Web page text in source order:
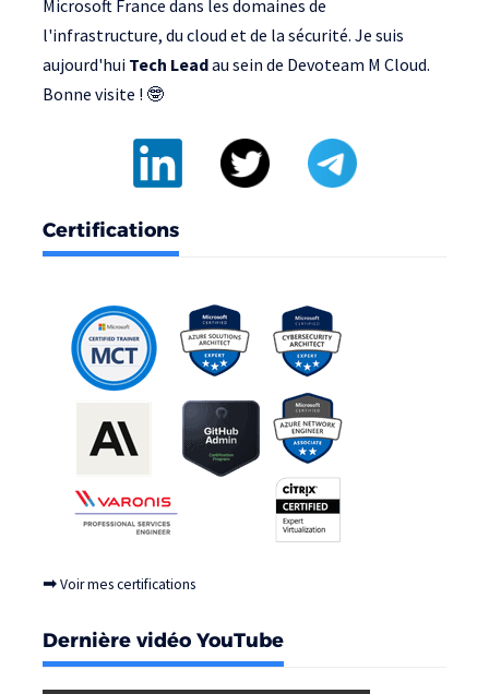
Microsoft France dans les domaines de
l'infrastructure, du cloud et de la sécurité. Je suis
aujourd'hui Tech Leadau sein de Devoteam M Cloud.
Bonne visite ! 🤓
Certifications
➡Voir mes certifications
Dernière vidéo YouTube